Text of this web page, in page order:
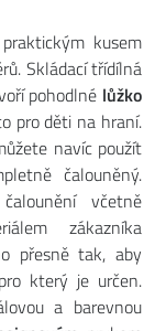
kusem
Skládací třídílná
pohodlné lůžko
pro děti na hraní.
navíc použít
čalouněný.
včetně
zákazníka
přesně tak, aby
který je určen.
a barevnou